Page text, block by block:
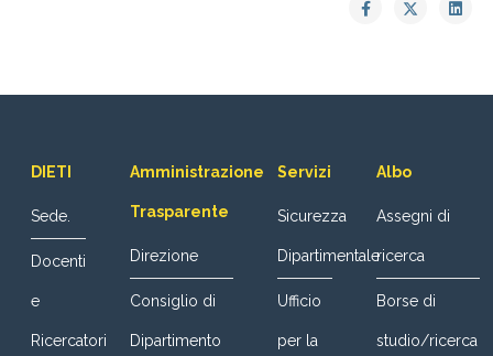
DIETI
Sede.
Docenti
e
Ricercatori
Amministrazione
Trasparente
Direzione
Consiglio di
Dipartimento
Servizi
Sicurezza
Dipartimentale
Ufficio
per la
Albo
Assegni di
ricerca
Borse di
studio/ricerca